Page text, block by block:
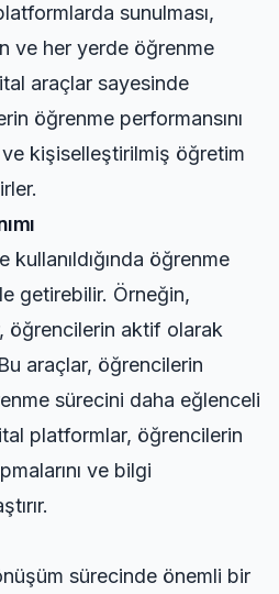
sunulması,
ve her yerde öğrenme
araçlar sayesinde
öğrenme performansını
kişiselleştirilmiş öğretim
öğrenme
getirebilir. Örneğin,
öğrencilerin aktif olarak
araçlar, öğrencilerin
sürecini daha eğlenceli
platformlar, öğrencilerin
ve bilgi
sürecinde önemli bir